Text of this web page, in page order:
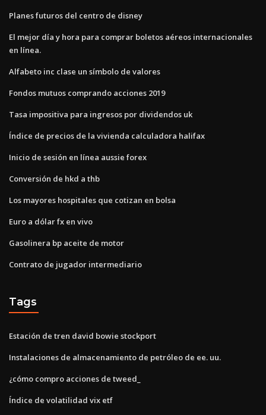
Planes futuros del centro de disney
El mejor día y hora para comprar boletos aéreos internacionales
en línea.
Alfabeto inc clase un símbolo de valores
Fondos mutuos comprando acciones 2019
Tasa impositiva para ingresos por dividendos uk
Índice de precios de la vivienda calculadora halifax
Inicio de sesión en línea aussie forex
Conversión de hkd a thb
Los mayores hospitales que cotizan en bolsa
Euro a dólar fx en vivo
Gasolinera bp aceite de motor
Contrato de jugador intermediario
Tags
Estación de tren david bowie stockport
Instalaciones de almacenamiento de petróleo de ee. uu.
¿cómo compro acciones de tweed_
Índice de volatilidad vix etf